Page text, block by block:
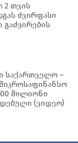
2 თვის
ძვირფასი
საქართველო –
მილიონი
(ვიდეო)